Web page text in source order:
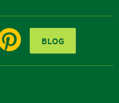
BLOG